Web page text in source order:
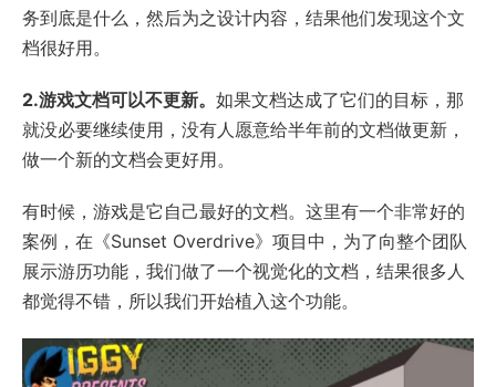
务到底是什么，然后为之设计内容，结果他们发现这个文
档很好用。
2.游戏文档可以不更新。 如果文档达成了它们的目标，那
就没必要继续使用，没有人愿意给半年前的文档做更新，
做一个新的文档会更好用。
有时候，游戏是它自己最好的文档。这里有一个非常好的
案例，在《Sunset Overdrive》项目中，为了向整个团队
展示游历功能，我们做了一个视觉化的文档，结果很多人
都觉得不错，所以我们开始植入这个功能。